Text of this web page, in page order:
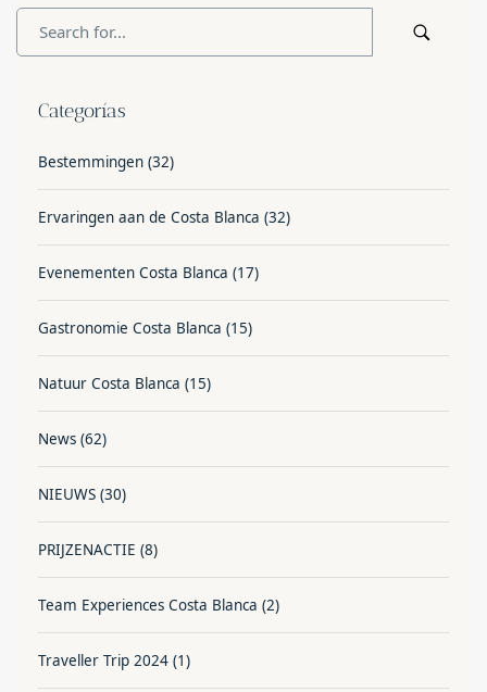
Categorías
Bestemmingen (32)
Ervaringen aan de Costa Blanca (32)
Evenementen Costa Blanca (17)
Gastronomie Costa Blanca (15)
Natuur Costa Blanca (15)
News (62)
NIEUWS (30)
PRIJZENACTIE (8)
Team Experiences Costa Blanca (2)
Traveller Trip 2024 (1)